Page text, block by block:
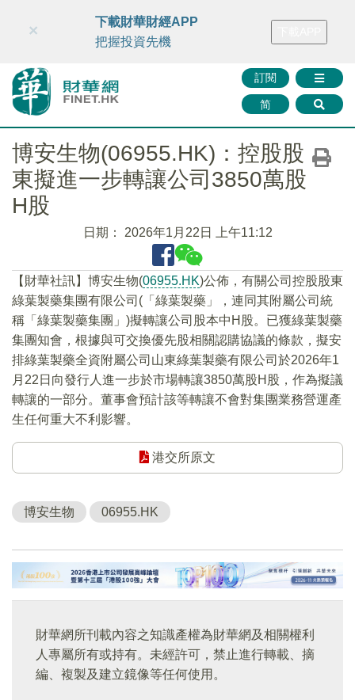
財華智庫網 FINTV FINMETA 財華證券 媒體矩陣
訂閱
简
×
下載財華財經APP
把握投資先機
博安生物(06955.HK)：控股股
東擬進一步轉讓公司3850萬股
H股
日期： 2026年1月22日 上午11:12
【財華社訊】博安生物(06955.HK)公佈，有關公司控股股東
綠葉製藥集團有限公司(「綠葉製藥」，連同其附屬公司統
稱「綠葉製藥集團」)擬轉讓公司股本中H股。已獲綠葉製藥
集團知會，根據與可交換優先股相關認購協議的條款，擬安
排綠葉製藥全資附屬公司山東綠葉製藥有限公司於2026年1
月22日向發行人進一步於市場轉讓3850萬股H股，作為擬議
轉讓的一部分。董事會預計該等轉讓不會對集團業務營運產
生任何重大不利影響。
港交所原文
博安生物 06955.HK
財華網所刊載內容之知識產權為財華網及相關權利
人專屬所有或持有。未經許可，禁止進行轉載、摘
編、複製及建立鏡像等任何使用。